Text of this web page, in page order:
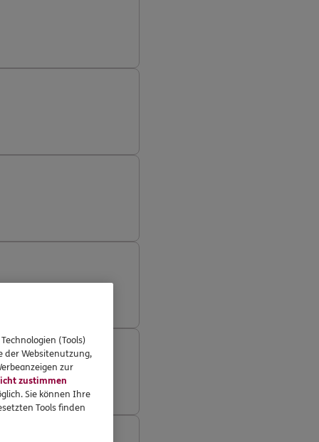
(Tools)
der Websitenutzung,
zur
zustimmen
Sie können Ihre
Tools finden